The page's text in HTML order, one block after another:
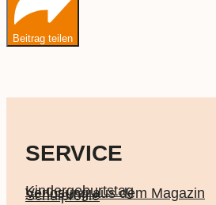
Beitrag teilen
SERVICE
Kindergeburtstag
Verlosung aus dem Magazin
Schulprofile